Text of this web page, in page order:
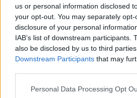
us or personal information disclosed
your opt-out. You may separately
disclosure of your personal
IAB’s list of downstream participants.
also be disclosed by us to third
Downstream Participants that may
Please note that this website/app
Personal Data Processing Opt
Często sprawdzane
Warianty: śmiałoczy śmiele?
O odmianie